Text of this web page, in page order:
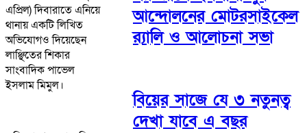
এপ্রিল) দিবারাতে এনিয়ে
থানায় একটি লিখিত
অভিযোগও দিয়েছেন
লাঞ্ছিতের শিকার
সাংবাদিক পাভেল
ইসলাম মিমুল।
আন্দোলনের মোটরসাইকেল
র‌্যালি ও আলোচনা সভা
বিয়ের সাজে যে ৩ নতুনত্ব
দেখা যাবে এ বছর